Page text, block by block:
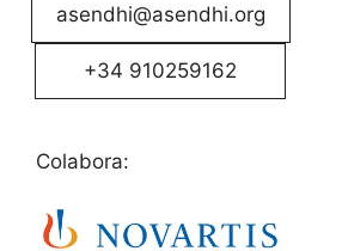
asendhi@asendhi.org
+34 910259162
Colabora: